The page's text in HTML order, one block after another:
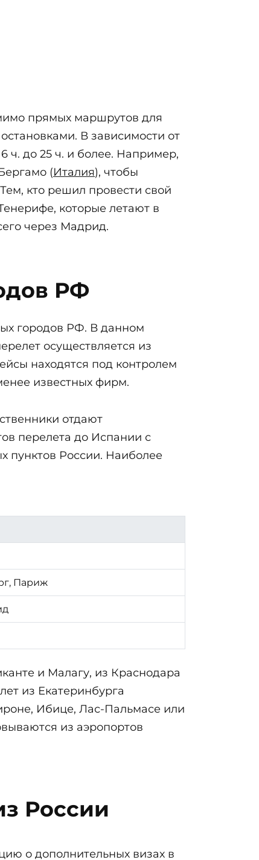
прямых маршрутов для
В зависимости от
ч. до 25 ч. и более. Например,
(Италия), чтобы
кто решил провести свой
которые летают в
через Мадрид.
РФ
городов РФ. В данном
осуществляется из
находятся под контролем
известных фирм.
отдают
перелета до Испании с
пунктов России. Наиболее
Париж
и Малагу, из Краснодара
из Екатеринбурга
Ибице, Лас-Пальмасе или
из аэропортов
России
о дополнительных визах в